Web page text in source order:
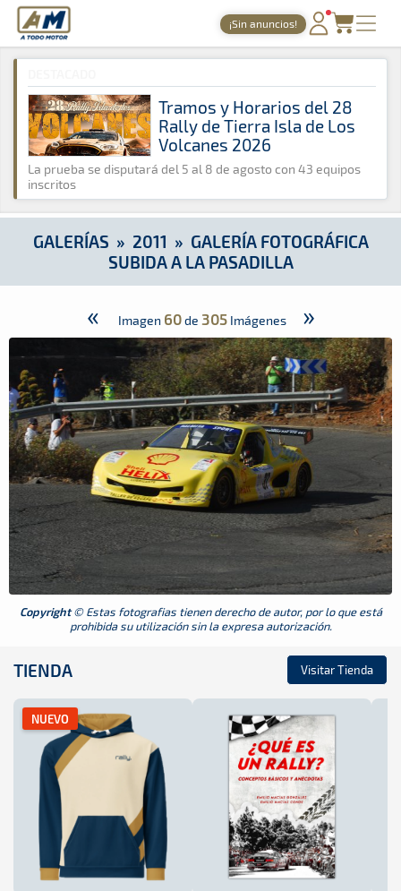
A Todo Motor · Revista del motor desde 1999
¡Sin anuncios!
PORTADA
TIEMPOS ONLINE
NOTICIAS
AGENDA
GALERÍAS
TIENDA
A Todo Motor » Galerías » 2011 » Galería Fotográfica Subida a
Tramos y Horarios del 28
Rally de Tierra Isla de Los
Volcanes 2026
La prueba se disputará del 5 al 8 de agosto con 43 equipos
inscritos
GALERÍAS » 2011 » GALERÍA FOTOGRÁFICA
SUBIDA A LA PASADILLA
« Imagen 60de 305Imágenes »
Copyright© Estas fotografias tienen derecho de autor, por lo que está
prohibida su utilización sin la expresa autorización.
TIENDA Visitar Tienda
NUEVO